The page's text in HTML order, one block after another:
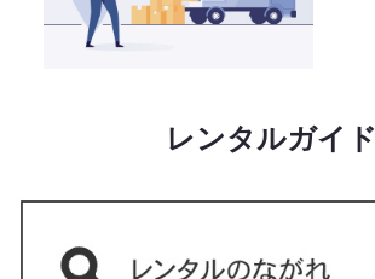
レンタルガイド